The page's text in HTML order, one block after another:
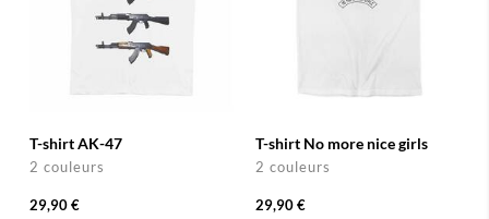
T-shirt AK-47
2 couleurs
29,90 €
T-shirt No more nice girls
2 couleurs
29,90 €